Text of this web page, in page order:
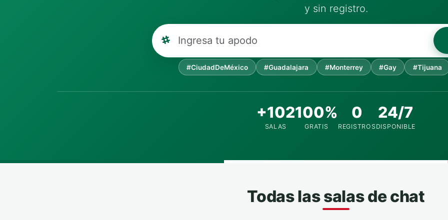
y sin registro.
#CiudadDeMéxico #Guadalajara #Monterrey #Gay #Tijuana
+102
SALAS
100%
GRATIS
0
REGISTROS
24/7
DISPONIBLE
Todas las salas de chat